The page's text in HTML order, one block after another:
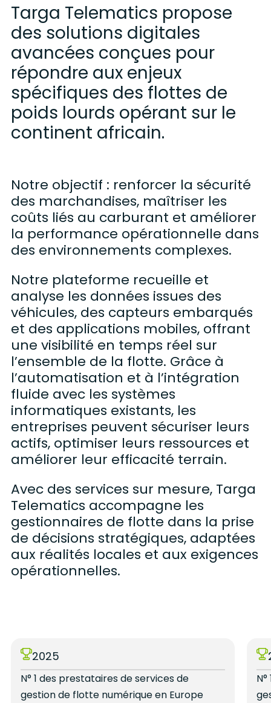
Targa Telematics propose
des solutions digitales
avancées conçues pour
répondre aux enjeux
spécifiques des flottes de
poids lourds opérant sur le
continent africain.
Notre objectif : renforcer la sécurité
des marchandises, maîtriser les
coûts liés au carburant et améliorer
la performance opérationnelle dans
des environnements complexes.
Notre plateforme recueille et
analyse les données issues des
véhicules, des capteurs embarqués
et des applications mobiles, offrant
une visibilité en temps réel sur
l’ensemble de la flotte. Grâce à
l’automatisation et à l’intégration
fluide avec les systèmes
informatiques existants, les
entreprises peuvent sécuriser leurs
actifs, optimiser leurs ressources et
améliorer leur efficacité terrain.
Avec des services sur mesure, Targa
Telematics accompagne les
gestionnaires de flotte dans la prise
de décisions stratégiques, adaptées
aux réalités locales et aux exigences
opérationnelles.
2025
N° 1 des prestataires de services de
gestion de flotte numérique en Europe